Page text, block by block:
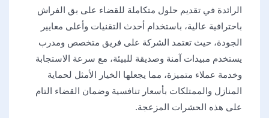
الرائدة في تقديم حلول متكاملة للقضاء على بق الفراش
باحترافية عالية، باستخدام أحدث التقنيات وأعلى معايير
الجودة، حيث تعتمد الشركة على فريق متخصص ومدرب
يستخدم مبيدات آمنة وصديقة للبيئة، مع سرعة الاستجابة
وخدمة عملاء متميزة، مما يجعلها الخيار الأمثل لحماية
المنازل والممتلكات بأسعار تنافسية وضمان القضاء التام
على هذه الحشرات المزعجة.